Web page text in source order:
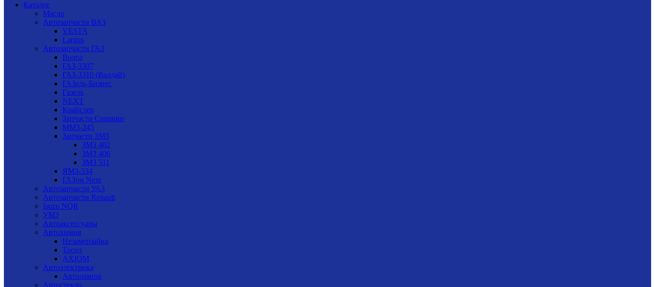
Каталог
Масло
Автозапчасти ВАЗ
VESTA
Largus
Автозапчасти ГАЗ
Волга
ГАЗ-3307
ГАЗ-3310 (Валдай)
ГАЗель-Бизнес
Газель
NEXT
Крайслер
Запчасти Cummins
ММЗ-245
Запчасти ЗМЗ
ЗМЗ 402
ЗМЗ 406
ЗМЗ 511
ЯМЗ-534
ГАЗон Next
Автозапчасти УАЗ
Автозапчасти Renault
Isuzu NQR
УМЗ
Автоаксессуары
Автохимия
Незамерзайка
Тосол
AXIOM
Автоэлектрика
Автолампы
Автостекло